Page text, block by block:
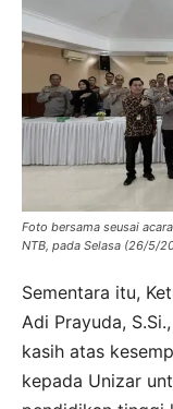
Foto bersama seusai
NTB, pada Selasa (26/5/
Sementara itu,
Adi Prayuda,
kasih atas
kepada Unizar